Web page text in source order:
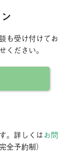
も受け付けてお
ください。
。詳しくはお問
全予約制）